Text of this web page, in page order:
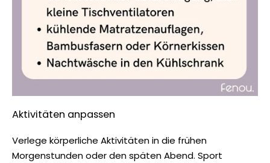
Aktivitäten anpassen
Verlege körperliche Aktivitäten in die frühen
Morgenstunden oder den späten Abend. Sport